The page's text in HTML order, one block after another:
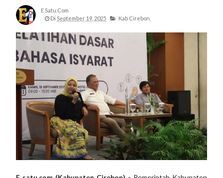
E Satu.com
Di September 19, 2025 Kab Cirebon,